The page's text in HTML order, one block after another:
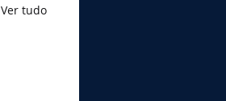
Ver tudo